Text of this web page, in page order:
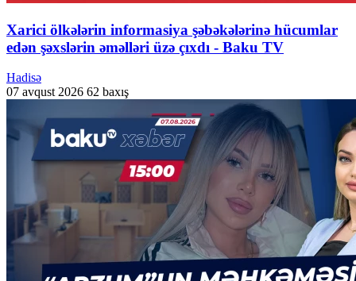
Xarici ölkələrin informasiya şəbəkələrinə hücumlar
edən şəxslərin əməlləri üzə çıxdı - Baku TV
Hadisə
07 avqust 2026 62 baxış